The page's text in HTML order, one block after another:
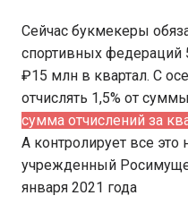
Сейчас букмекеры
спортивных федераций
₽15 млн в квартал. С
отчислять 1,5% от
сумма отчислений за
А контролирует все
учрежденный
января 2021 года